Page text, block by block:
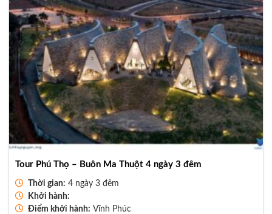
Tour Phú Thọ – Buôn Ma Thuột 4 ngày 3 đêm
Thời gian: 4 ngày 3 đêm
Khởi hành:
Điểm khởi hành: Vĩnh Phúc